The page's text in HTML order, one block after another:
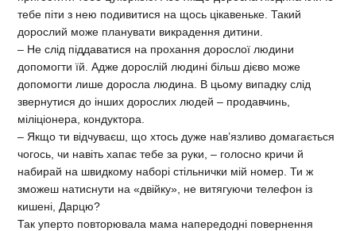
тебе піти з нею подивитися на щось цікавеньке. Такий
дорослий може планувати викрадення дитини.
– Не слід піддаватися на прохання дорослої людини
допомогти їй. Адже дорослій людині більш дієво може
допомогти лише доросла людина. В цьому випадку слід
звернутися до інших дорослих людей – продавчинь,
міліціонера, кондуктора.
– Якщо ти відчуваєш, що хтось дуже нав’язливо домагається
чогось, чи навіть хапає тебе за руки, – голосно кричи й
набирай на швидкому наборі стільнички мій номер. Ти ж
зможеш натиснути на «двійку», не витягуючи телефон із
кишені, Дарцю?
Так уперто повторювала мама напередодні повернення